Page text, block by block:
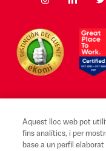
Avís legal i Condicions d'ús
Aquest lloc web pot
fins analítics, i per
base a un perfil